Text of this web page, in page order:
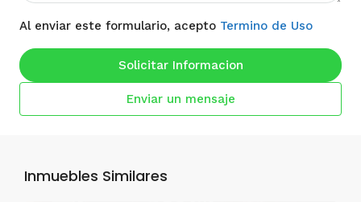
Al enviar este formulario, acepto Termino de Uso
Solicitar Informacion
Enviar un mensaje
Inmuebles Similares